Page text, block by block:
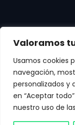
Valoramos
Usamos cookies
navegación,
personalizados y
en “Aceptar
nuestro uso de